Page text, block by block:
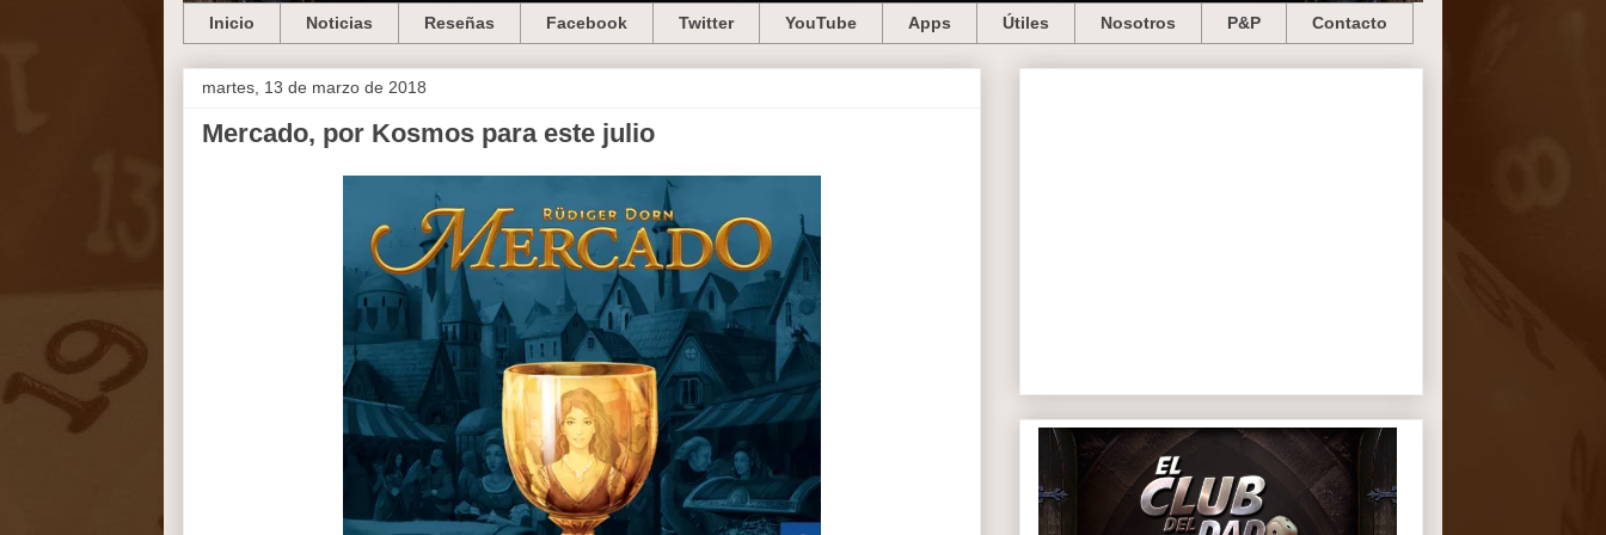
Inicio Noticias Reseñas Facebook Twitter YouTube Apps Útiles Nosotros P&P Contacto
martes, 13 de marzo de 2018
Mercado, por Kosmos para este julio